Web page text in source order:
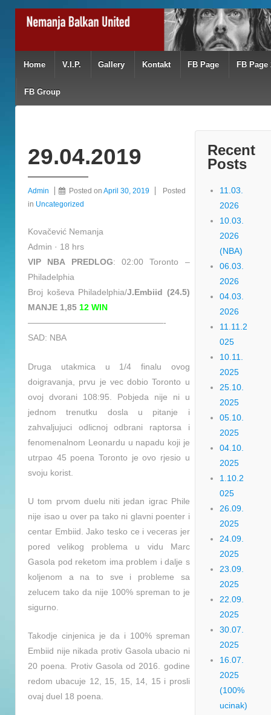
Home V.I.P. Gallery Kontakt FB Page FB Page
FB Group
29.04.2019
Admin Posted on April 30, 2019
Posted
in Uncategorized
Kovačević Nemanja
Admin · 18 hrs
VIP NBA PREDLOG: 02:00 Toronto –
Philadelphia
Broj koševa Philadelphia/J.Embiid (24.5)
MANJE 1,85 12 WIN
————————————————-
SAD: NBA
Druga utakmica u 1/4 finalu ovog
doigravanja, prvu je vec dobio Toronto u
ovoj dvorani 108:95. Pobjeda nije ni u
jednom trenutku dosla u pitanje i
zahvaljujuci odlicnoj odbrani raptorsa i
fenomenalnom Leonardu u napadu koji je
utrpao 45 poena Toronto je ovo rjesio u
svoju korist.
U tom prvom duelu niti jedan igrac Phile
nije isao u over pa tako ni glavni poenter i
centar Embiid. Jako tesko ce i veceras jer
pored velikog problema u vidu Marc
Gasola pod reketom ima problem i dalje s
koljenom a na to sve i probleme sa
zelucem tako da nije 100% spreman to je
sigurno.
Takodje cinjenica je da i 100% spreman
Embiid nije nikada protiv Gasola ubacio ni
20 poena. Protiv Gasola od 2016. godine
redom ubacuje 12, 15, 15, 14, 15 i prosli
ovaj duel 18 poena.
Recent
Posts
11.03.
2026
10.03.
2026
(NBA)
06.03.
2026
04.03.
2026
11.11.2
025
10.11.
2025
25.10.
2025
05.10.
2025
04.10.
2025
1.10.2
025
26.09.
2025
24.09.
2025
23.09.
2025
22.09.
2025
30.07.
2025
16.07.
2025
(100%
ucinak)